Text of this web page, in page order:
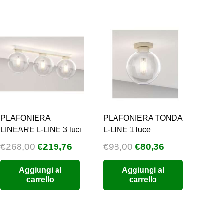
PLAFONIERA
LINEARE L-LINE 3 luci
€268,00 Il
prezzo
originale
era:
€219,76
prezzo
Aggiungi al
carrello
PLAFONIERA TONDA
L-LINE 1 luce
€98,00 Il
prezzo
originale
era:
€80,36Il
prezzo
attuale
Aggiungi al
carrello